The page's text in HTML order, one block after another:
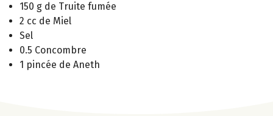
150 g de Truite fumée
2 cc de Miel
Sel
0.5 Concombre
1 pincée de Aneth